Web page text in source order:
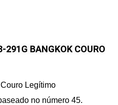
291G BANGKOK COURO
Legítimo
no número 45.